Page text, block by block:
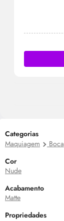
Categorias
Maquiagem
Boca
Cor
Nude
Acabamento
Matte
Propriedades